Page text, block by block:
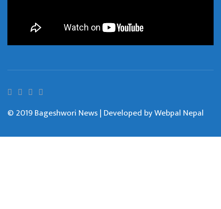
© 2019 Bageshwori News | Developed byWebpal Nepal